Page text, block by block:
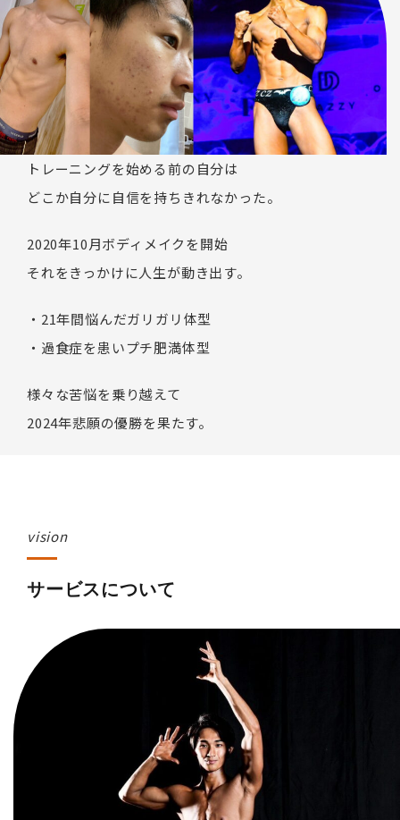
トレーニングを始める前の自分は
どこか自分に自信を持ちきれなかった。
2020年10月ボディメイクを開始
それをきっかけに人生が動き出す。
・21年間悩んだガリガリ体型
・過食症を患いプチ肥満体型
様々な苦悩を乗り越えて
2024年悲願の優勝を果たす。
vision
サービスについて